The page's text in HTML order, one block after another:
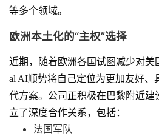
等多个领域。
欧洲本土化的“主权”选择
近期，随着欧洲各国试图减少对美
al AI顺势将自己定位为更加友好、
代方案。公司正积极在巴黎附近建
立了深度合作关系，包括：
法国军队